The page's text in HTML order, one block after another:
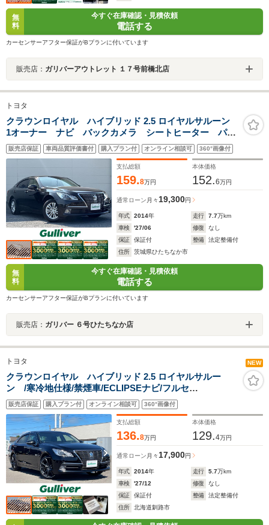
無
料
今すぐ在庫確認・見積依頼
電話する
カーセンサーアフター保証がBプランに付いています
販売店： ガリバーアウトレット １７号前橋北店
トヨタ
クラウンロイヤル ハイブリッド 2.5 ロイヤルサルーン
1オーナー ナビ バックカメラ シートヒーター パワ
ーシート ステアヒーター ドラレコ クルコン フル
セグTV スマートキー プッシュスタート スペアキ
ー 横滑り防止 オートライト 16インチAW
販売店保証 車両品質評価書付 購入プラン付 オンライン相談可 360°画像付
支払総額
159.8万円
本体価格
152.6万円
通常ローン 月々 19,300円
年式 2014年 走行 7.7万km
車検
'27/06 修復
なし
保証
保証付 整備
法定整備付
住所
茨城県ひたちなか市
無
料
今すぐ在庫確認・見積依頼
電話する
カーセンサーアフター保証がBプランに付いています
販売店： ガリバー ６号ひたちなか店
トヨタ NEW
クラウンロイヤル ハイブリッド 2.5 ロイヤルサルー
ン /寒冷地仕様/禁煙車/ECLIPSEナビ/フルセ
グ/CD/DVD/BT/バックカメラ/クルコン/パワーシート/シー
トヒーター/ステアリングヒーター/ミラーヒーター/ワイパ
ーデアイサー/オートライト/LEDヘッドライト/ETC/社外
エンスタ
販売店保証 購入プラン付 オンライン相談可 360°画像付
支払総額
136.8万円
本体価格
129.4万円
通常ローン 月々 17,900円
年式 2014年 走行 5.7万km
車検
'27/12 修復
なし
保証
保証付 整備
法定整備付
住所
北海道釧路市